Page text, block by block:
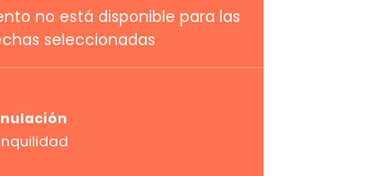
no está disponible para las
seleccionadas